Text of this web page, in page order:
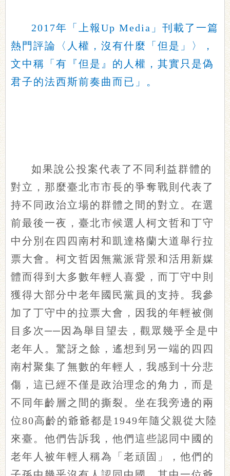
2017年「上報Up Media」刊載了一篇
熱門評論〈人權，沒有什麼「但是」〉，
文中稱「有『但是』的人權，其實只是偽
君子的法西斯前奏曲而已」。
如果說公投案代表了不同利益群體的
對立，那麼臺北市市長的爭奪戰則代表了
持不同政治立場的群體之間的對立。在選
前最後一夜，臺北市候選人柯文哲和丁守
中分別在四四南村和凱達格蘭大道舉行拉
票大會。柯文哲因無黨派背景和活用新媒
體而得到大多數年輕人喜愛，而丁守中則
獲得大部分中老年國民黨員的支持。我參
加了丁守中的拉票大會，因我的年輕被側
目多次──因為舉目望去，觀眾幾乎全是中
老年人。驚訝之餘，遙想到另一端的四四
南村聚集了無數的年輕人，我感到十分悲
傷，這已經不僅是政治理念的角力，而是
不同年齡層之間的撕裂。坐在我旁邊的兩
位80高齡的爺爺都是1949年隨父親從大陸
來臺。他們告訴我，他們這些認同中國的
老年人被年輕人稱為「老頑固」，他們的